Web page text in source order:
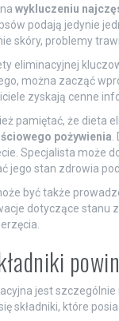
wykluczeniu
podają jedynie
skóry, problemy
eliminacyjnej
można zacząć
zyskają cenne
pamiętać, że dieta
pożywienia
Specjalista może
jego stan zdrowia
być także
dotyczące stanu
jest
składniki, które